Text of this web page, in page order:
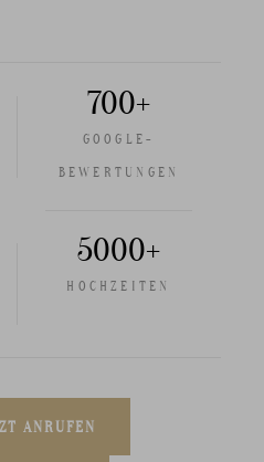
700+
GOOGLE-
BEWERTUNGEN
5000+
HOCHZEITEN
ANRUFEN